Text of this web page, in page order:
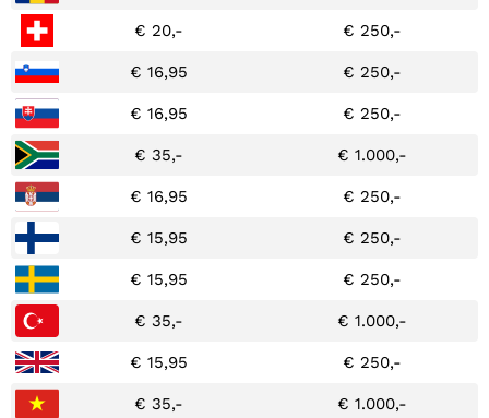
€ 20,- € 250,-
€ 16,95 € 250,-
€ 16,95 € 250,-
€ 35,- € 1.000,-
€ 16,95 € 250,-
€ 15,95 € 250,-
€ 15,95 € 250,-
€ 35,- € 1.000,-
€ 15,95 € 250,-
€ 35,- € 1.000,-